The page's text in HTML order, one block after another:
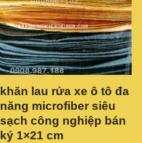
khăn lau rửa xe ô tô đa
năng microfiber siêu
sạch công nghiệp bán
ký 1×21 cm